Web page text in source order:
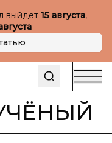
выйдет 15 августа,